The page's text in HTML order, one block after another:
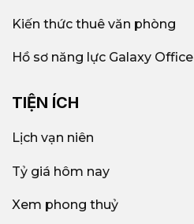
Kiến thức thuê văn phòng
Hồ sơ năng lực Galaxy Office
TIỆN ÍCH
Lịch vạn niên
Tỷ giá hôm nay
Xem phong thuỷ